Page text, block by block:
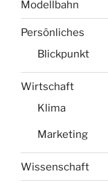
Modellbahn
Persönliches
Blickpunkt
Wirtschaft
Klima
Marketing
Wissenschaft